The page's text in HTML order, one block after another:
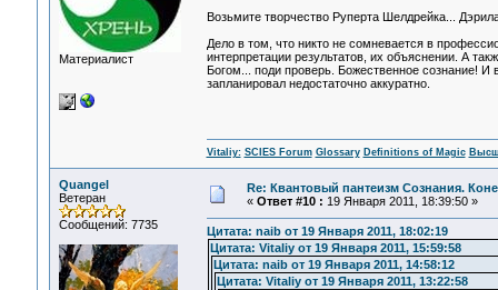
Материалист
Возьмите творчество Руперта Шелдрейка...
Дело в том, что никто не сомневается в
интерпретации результатов, их объяснении. А
Богом... поди проверь. Божественное сознание!
запланировал недостаточно аккуратно.
Vitaliy: SCIES Forum Glossary Definitions of Magic
Quangel
Ветеран
Сообщений: 7735
Re: Квантовый пантеизм Сознания.
« Ответ #10 : 19 Января 2011, 18:39:50 »
Цитата: naib от 19 Января 2011, 18:02:19
Цитата: Vitaliy от 19 Января 2011, 15:59:58
Цитата: naib от 19 Января 2011, 14:58:12
Цитата: Vitaliy от 19 Января 2011, 13:22:58